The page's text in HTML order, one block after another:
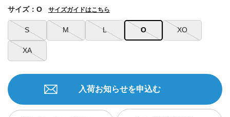
S M L O XO
XA
サイズ：O サイズガイドはこちら
入荷お知らせを申込む